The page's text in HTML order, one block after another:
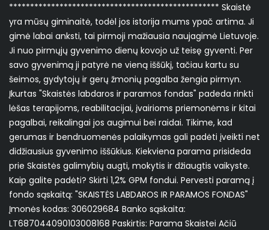
************************************************** Skaistė
yra mūsų giminaitė, todėl jos istorija mums ypač artima. Ji
gimė labai anksti, tai pirmoji mažiausia naujagimė Lietuvoje.
Ji nuo pirmųjų gyvenimo dienų kovojo už teisę gyventi. Per
savo gyvenimą ji patyrė ne vieną iššūkį, tačiau kartu su
šeimos, gydytojų ir gerų žmonių pagalba žengia pirmyn.
Įkurtas "Skaistės labdaros ir paramos fondas" padeda rinkti
lėšas terapijoms, reabilitacijai, įvairioms priemonėms ir kitai
pagalbai, reikalingai jos augimui bei raidai. Tikime, kad
gerumas ir bendruomenės palaikymas gali padėti įveikti net
didžiausius gyvenimo iššūkius. Kiekviena parama prisideda
prie Skaistės galimybių augti, mokytis ir džiaugtis vaikyste.
Kaip galite padėti? Skirti 1,2% GPM fondui. Pervesti paramą į
fondo sąskaitą: "SKAISTĖS LABDAROS IR PARAMOS FONDAS"
Įmonės kodas: 306029684 Banko sąskaita:
LT687044090103008168 Paskirtis: Parama Skaistei Ačiū